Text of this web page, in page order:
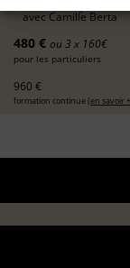
avec Camille Berta
480 € ou 3 x 160€
pour les particuliers
960 €
formation continue (en savoir +